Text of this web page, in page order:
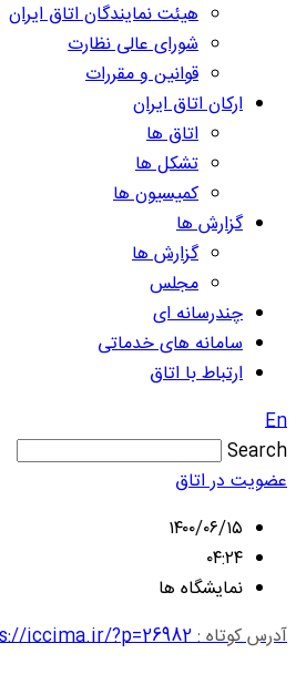
هیئت نمایندگان اتاق ایران
شورای عالی نظارت
قوانین و مقررات
ارکان اتاق ایران
اتاق ها
تشکل ها
کمیسیون ها
گزارش ها
گزارش ها
مجلس
چندرسانه ای
سامانه های خدماتی
ارتباط با اتاق
En
Search
عضویت در اتاق
۱۴۰۰/۰۶/۱۵
۰۴:۲۴
نمایشگاه ها
آدرس کوتاه :iccima.ir/?p=26982